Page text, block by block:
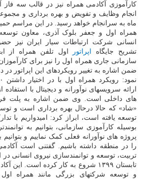
کارآموزی آکادمی همراه نیز در قالب سه
انجام وظایف و تفویض و بهره برداری و
ماه به سرانجام خواهد رسید. در این مراسم
همراه اول و جعفر بلوک آذری، معاون
انسانی شرکت ارتباطات سیار ایران نیز
تشریح جایگاه
اپراتور
اول تلفن همراه از
سازمانی جاری همراه اول را نیز برای
ضمن اشاره به تغییر رویکردهای این اپراتور در
ارائه سرویسهای نوآورانه و دیجیتال با
های داخلی است. وی ضمن اشاره به پلت
«شاد» که حالا درحال بهره برداری است و
توسعه یافته است، ابراز کرد: امیدواریم با
بوسیله کارآموزی سازمانی، بتوانیم به
پروژه های نوآورانه فعلی کمک نماییم و
را در منطقه داشته باشیم. گفتنی است
تربیت، توسعه و توانمندسازی نیروی انسانی در
تابستان ۱۳۹۹ شروع به کار کرده است.
و توسعه شرکتهای بزرگی مانند همراه